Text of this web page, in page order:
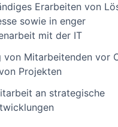
Erarbeiten von
sowie in enger
mit der IT
von Mitarbeitenden vor
Projekten
an strategische